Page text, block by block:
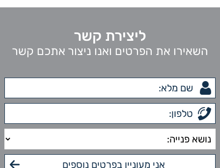
ליצירת קשר
השאירו את הפרטים ואנו ניצור אתכם קשר